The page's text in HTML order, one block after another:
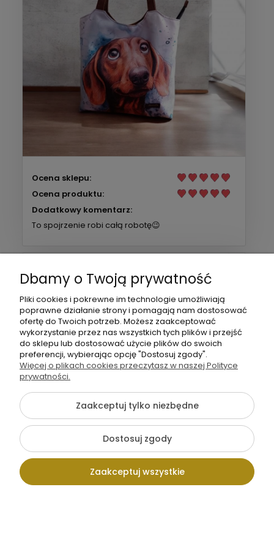
Ocena sklepu:
Ocena produktu:
Dodatkowy komentarz:
To spojrzenie robi całą robotę😉
Dodano: 2026-06-12
Opinia zweryfikowana
Dbamy o Twoją prywatność
Pliki cookies i pokrewne im technologie umożliwiają
poprawne działanie strony i pomagają nam dostosować
ofertę do Twoich potrzeb. Możesz zaakceptować
wykorzystanie przez nas wszystkich tych plików i przejść
do sklepu lub dostosować użycie plików do swoich
preferencji, wybierając opcję "Dostosuj zgody".
Więcej o plikach cookies przeczytasz w naszej Polityce
prywatności.
Zaakceptuj tylko niezbędne
Dostosuj zgody
Zaakceptuj wszystkie